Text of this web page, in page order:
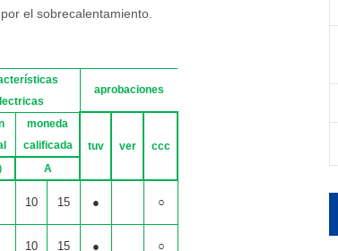
el sobrecalentamiento.
aprobaciones
moneda
calificada
tuv ver
ccc
A
10 15 ● ○
10 15 ● ○